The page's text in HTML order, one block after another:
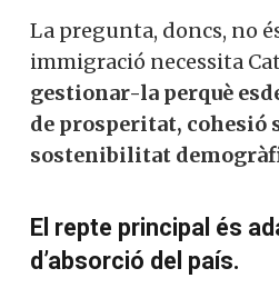
La pregunta, doncs, no
immigració necessita
gestionar-la perquè
de prosperitat, cohesió
sostenibilitat
El repte principal és
d’absorció del país.